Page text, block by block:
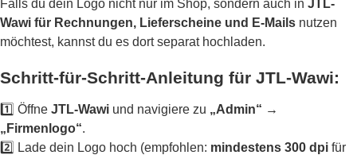
Falls du dein Logo nicht nur im Shop, sondern auch in JTL-
Wawi für Rechnungen, Lieferscheine und E-Mails nutzen
möchtest, kannst du es dort separat hochladen.
Schritt-für-Schritt-Anleitung für JTL-Wawi:
1️⃣ Öffne JTL-Wawi und navigiere zu „Admin“ →
„Firmenlogo“.
2️⃣ Lade dein Logo hoch (empfohlen: mindestens 300 dpi für